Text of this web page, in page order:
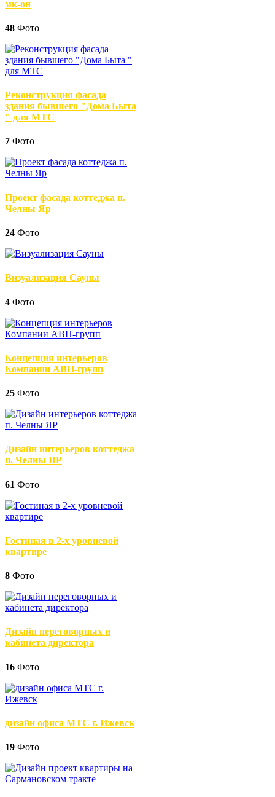
мк-он
48 Фото
Реконструкция фасада
здания бывшего "Дома Быта
" для МТС
7 Фото
Проект фасада коттеджа п.
Челны Яр
24 Фото
Визуализация Сауны
4 Фото
Концепция интерьеров
Компании АВП-групп
25 Фото
Дизайн интерьеров коттеджа
п. Челны ЯР
61 Фото
Гостиная в 2-х уровневой
квартире
8 Фото
Дизайн переговорных и
кабинета директора
16 Фото
дизайн офиса МТС г. Ижевск
19 Фото